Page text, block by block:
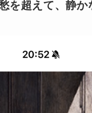
を超えて、静か